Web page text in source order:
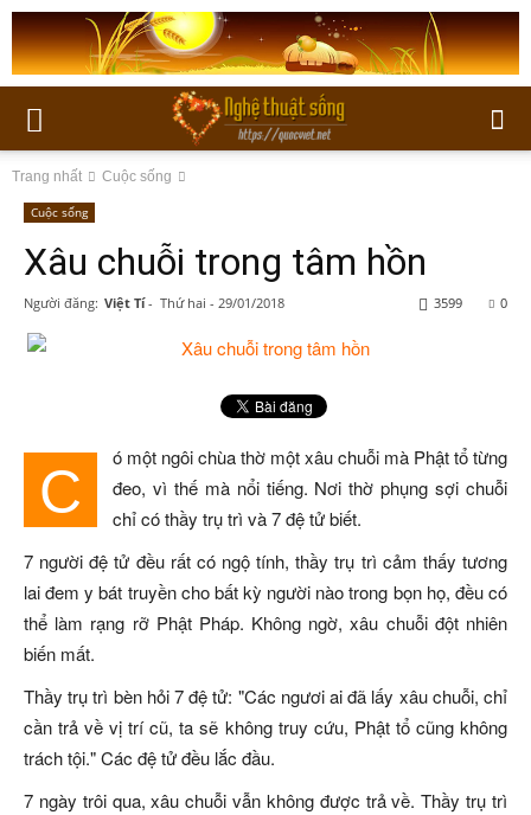
Trang nhất Cuộc sống
Cuộc sống
Xâu chuỗi trong tâm hồn
Người đăng: Việt Tí - Thứ hai - 29/01/2018 0
3599
C
ó một ngôi chùa thờ một xâu chuỗi mà Phật tổ từng
đeo, vì thế mà nổi tiếng. Nơi thờ phụng sợi chuỗi
chỉ có thầy trụ trì và 7 đệ tử biết.
7 người đệ tử đều rất có ngộ tính, thầy trụ trì cảm thấy tương
lai đem y bát truyền cho bất kỳ người nào trong bọn họ, đều có
thể làm rạng rỡ Phật Pháp. Không ngờ, xâu chuỗi đột nhiên
biến mất.
Thầy trụ trì bèn hỏi 7 đệ tử: "Các ngươi ai đã lấy xâu chuỗi, chỉ
cần trả về vị trí cũ, ta sẽ không truy cứu, Phật tổ cũng không
trách tội." Các đệ tử đều lắc đầu.
7 ngày trôi qua, xâu chuỗi vẫn không được trả về. Thầy trụ trì